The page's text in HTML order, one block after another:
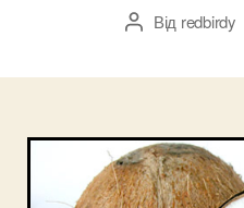
Автор
Від redbirdy